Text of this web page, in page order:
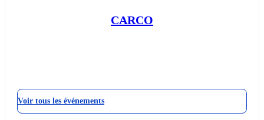
CARCO
Voir tous les événements